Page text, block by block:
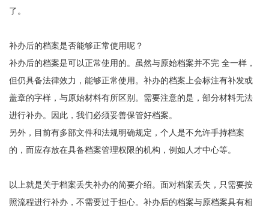
了。
补办后的档案是否能够正常使用呢？
补办后的档案是可以正常使用的。虽然与原始档案并不完 全一样，
但仍具备法律效力，能够正常使用。补办的档案上会标注有补发或
盖章的字样，与原始材料有所区别。需要注意的是，部分材料无法
进行补办。因此，我们必须妥善保管好档案。
另外，目前有多部文件和法规明确规定，个人是不允许手持档案
的，而应存放在具备档案管理权限的机构，例如人才中心等。
以上就是关于档案丢失补办的简要介绍。面对档案丢失，只需要按
照流程进行补办，不需要过于担心。补办后的档案与原档案具有相